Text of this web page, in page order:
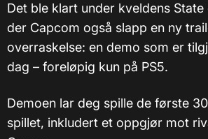
Det ble klart under kveldens
der Capcom også slapp en ny
overraskelse: en demo som er
dag – foreløpig kun på PS5.
Demoen lar deg spille de første
spillet, inkludert et oppgjør mot